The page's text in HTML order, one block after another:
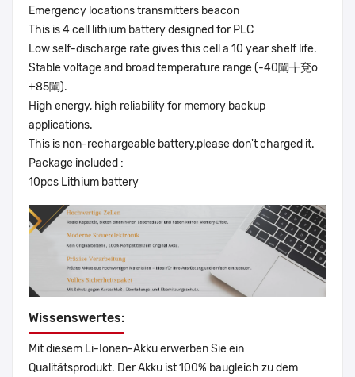
Emergency locations transmitters beacon
This is 4 cell lithium battery designed for PLC
Low self-discharge rate gives this cell a 10 year shelf life.
Stable voltage and broad temperature range (-40閳╁兗o
+85閳).
High energy, high reliability for memory backup
applications.
This is non-rechargeable battery,please don't charged it.
Package included :
10pcs Lithium battery
Wissenswertes:
Mit diesem Li-Ionen-Akku erwerben Sie ein
Qualitätsprodukt. Der Akku ist 100% baugleich zu dem